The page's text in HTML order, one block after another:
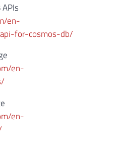
en-
for-cosmos-db/
en-
en-